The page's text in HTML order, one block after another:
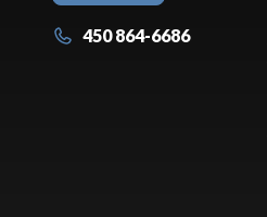
450 864-6686